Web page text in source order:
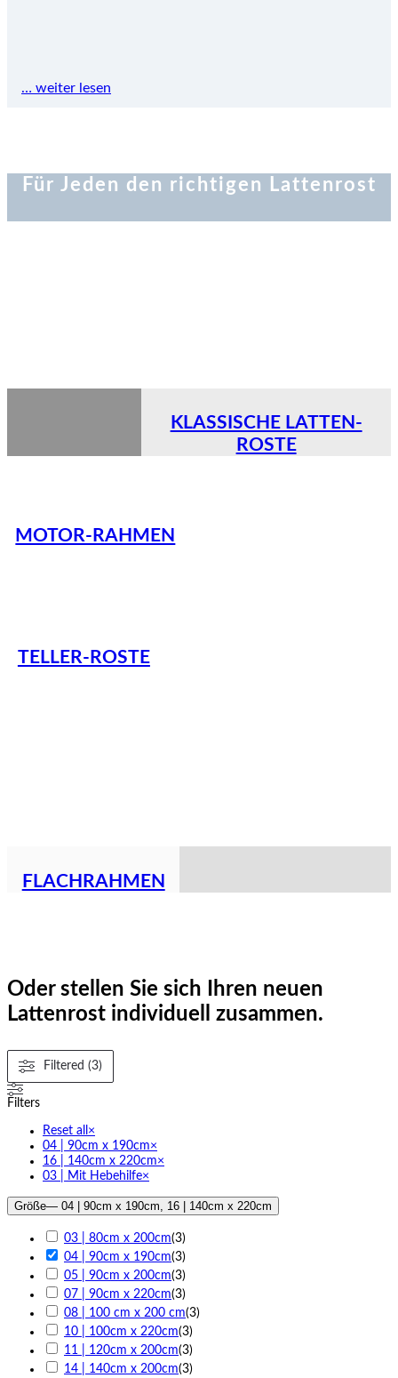
… weiter lesen
Für Jeden den richtigen Lattenrost
KLASSISCHE LATTEN-
ROSTE
MOTOR-RAHMEN
TELLER-ROSTE
FLACHRAHMEN
Oder stellen Sie sich Ihren neuen
Lattenrost individuell zusammen.
Filtered (3)
Filters
Reset all ×
04 | 90cm x 190cm×
16 | 140cm x 220cm×
03 | Mit Hebehilfe×
Größe— 04 | 90cm x 190cm, 16 | 140cm x 220cm
03 | 80cm x 200cm(3)
04 | 90cm x 190cm(3)
05 | 90cm x 200cm(3)
07 | 90cm x 220cm(3)
08 | 100 cm x 200 cm(3)
10 | 100cm x 220cm(3)
11 | 120cm x 200cm(3)
14 | 140cm x 200cm(3)